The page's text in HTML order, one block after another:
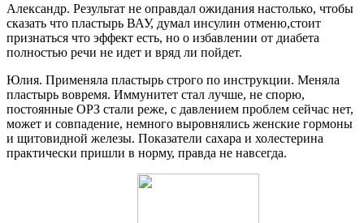
Александр. Результат не оправдал ожидания настолько, чтобы
сказать что пластырь ВАУ, думал инсулин отменю,стоит
признаться что эффект есть, но о избавлении от диабета
полностью речи не идет и вряд ли пойдет.
Юлия. Применяла пластырь строго по инструкции. Меняла
пластырь вовремя. Иммунитет стал лучше, не спорю,
постоянные ОРЗ стали реже, с давлением проблем сейчас нет,
может и совпадение, немного выровнялись женские гормоны
и щитовидной железы. Показатели сахара и холестерина
практически пришли в норму, правда не навсегда.